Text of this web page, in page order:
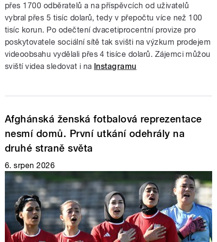
přes 1700 odběratelů a na příspěvcích od uživatelů
vybral přes 5 tisíc dolarů, tedy v přepočtu více než 100
tisíc korun. Po odečtení dvacetiprocentní provize pro
poskytovatele sociální sítě tak svišti na výzkum prodejem
videoobsahu vydělali přes 4 tisíce dolarů. Zájemci můžou
sviští videa sledovat i na Instagramu
Afghánská ženská fotbalová reprezentace
nesmí domů. První utkání odehrály na
druhé straně světa
6. srpen 2026